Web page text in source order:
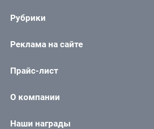
Рубрики
Реклама на сайте
Прайс-лист
О компании
Наши награды